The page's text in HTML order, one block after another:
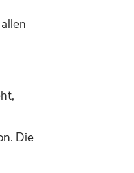
Die